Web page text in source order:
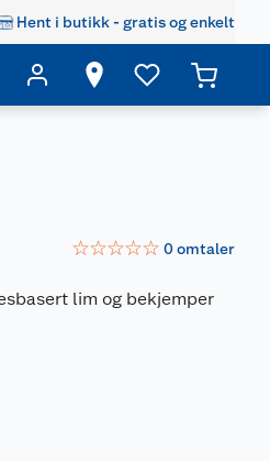
Hent i butikk - gratis og enkelt
☆☆☆☆☆ 0omtaler
lim og bekjemper